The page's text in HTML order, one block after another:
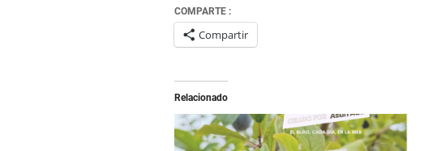
COMPARTE :
Compartir
Relacionado